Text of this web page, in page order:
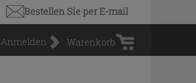
Bestellen Sieper E-mail
Anmelden
Warenkorb
Warenkorb